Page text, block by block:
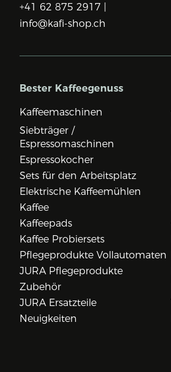
+41 62 875 2917 |
info@kafi-shop.ch
Bester Kaffeegenuss
Kaffeemaschinen
Siebträger /
Espressomaschinen
Espressokocher
Sets für den Arbeitsplatz
Elektrische Kaffeemühlen
Kaffee
Kaffeepads
Kaffee Probiersets
Pflegeprodukte Vollautomaten
JURA Pflegeprodukte
Zubehör
JURA Ersatzteile
Neuigkeiten